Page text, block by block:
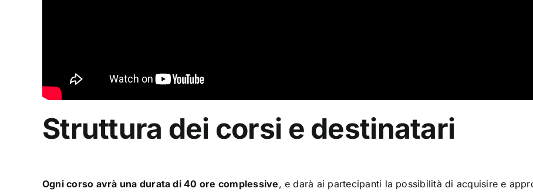
Struttura dei corsi e destinatari
Ogni corso avrà una durata di 40 ore complessive, e darà ai partecipanti la possibilità di acquisire e